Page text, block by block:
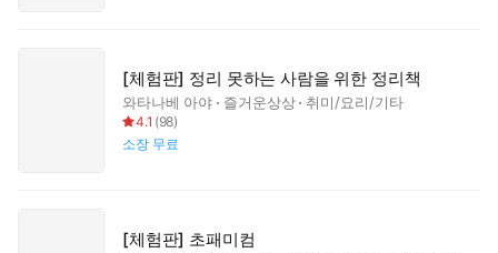
[체험판] 정리 못하는 사람을 위한 정리책
와타나베 아야 즐거운상상 취미/요리/기타
4.1 (98)
소장 무료
[체험판] 초패미컴